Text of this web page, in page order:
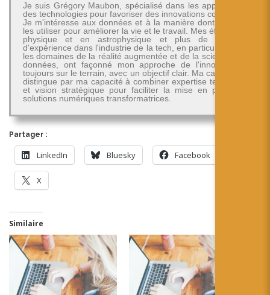
Je suis Grégory Maubon, spécialisé dans les applications
des technologies pour favoriser des innovations concrètes.
Je m'intéresse aux données et à la manière dont on peut
les utiliser pour améliorer la vie et le travail. Mes études en
physique et en astrophysique et plus de 30 ans
d'expérience dans l'industrie de la tech, en particulier dans
les domaines de la réalité augmentée et de la science des
données, ont façonné mon approche de l'innovation -
toujours sur le terrain, avec un objectif clair. Ma carrière se
distingue par ma capacité à combiner expertise technique
et vision stratégique pour faciliter la mise en place de
solutions numériques transformatrices.
Partager :
LinkedIn Bluesky Facebook
X
Similaire